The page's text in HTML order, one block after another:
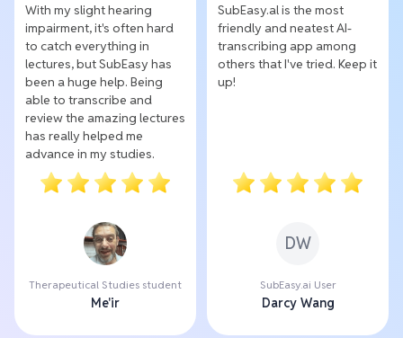
With my slight hearing
impairment, it's often hard
to catch everything in
lectures, but SubEasy has
been a huge help. Being
able to transcribe and
review the amazing lectures
has really helped me
advance in my studies.
Therapeutical Studies student
Me'ir
SubEasy.al is the most
friendly and neatest AI-
transcribing app among
others that I've tried. Keep it
up!
DW
SubEasy.ai User
Darcy Wang